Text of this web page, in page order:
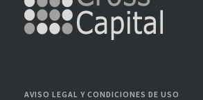
AVISO LEGAL Y CONDICIONES DE USO